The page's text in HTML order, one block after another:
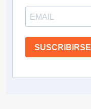
SUSCRIBIRSE